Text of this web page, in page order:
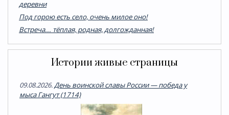
деревни
Под горою есть село, очень милое оно!
Встреча... тёплая, родная, долгожданная!
Истории живые страницы
09.08.2026.День воинской славы России — победа у
мыса Гангут (1714)